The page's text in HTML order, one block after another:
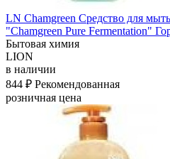
LN Chamgreen Средство для
"Chamgreen Pure Fermentation"
Бытовая химия
LION
в наличии
844 ₽ Рекомендованная
розничная цена